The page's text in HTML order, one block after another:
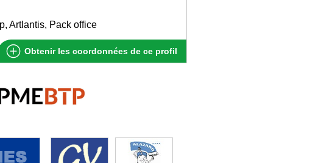
Artlantis, Pack office
Obtenir les coordonnées de ce profil